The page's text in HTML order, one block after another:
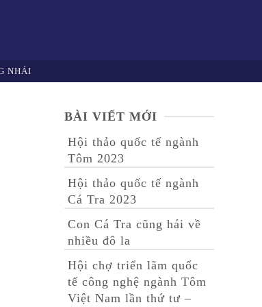
NHÁI
BÀI VIẾT MỚI
Hội thảo quốc tế ngành
Tôm 2023
Hội thảo quốc tế ngành
Cá Tra 2023
Con Cá Tra cũng hái về
nhiều đô la
Hội chợ triển lãm quốc
tế công nghệ ngành Tôm
Việt Nam lần thứ tư –